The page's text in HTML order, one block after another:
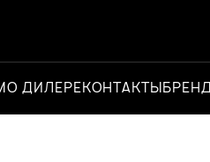
О ДИЛЕРЕКОНТАКТЫ